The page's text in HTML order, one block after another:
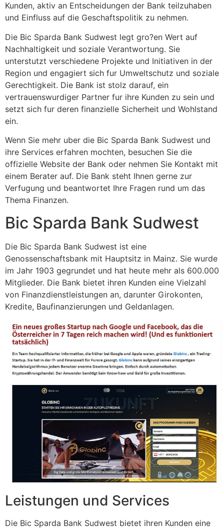
Kunden, aktiv an Entscheidungen der Bank teilzuhaben
und Einfluss auf die Geschaftspolitik zu nehmen.
Die Bic Sparda Bank Sudwest legt gro?en Wert auf
Nachhaltigkeit und soziale Verantwortung. Sie
unterstutzt verschiedene Projekte und Initiativen in der
Region und engagiert sich fur Umweltschutz und soziale
Gerechtigkeit. Die Bank ist stolz darauf, ein
vertrauenswurdiger Partner fur ihre Kunden zu sein und
setzt sich fur deren finanzielle Sicherheit und Wohlstand
ein.
Wenn Sie mehr uber die Bic Sparda Bank Sudwest und
ihre Services erfahren mochten, besuchen Sie die
offizielle Website der Bank oder nehmen Sie Kontakt mit
einem Berater auf. Die Bank steht Ihnen gerne zur
Verfugung und beantwortet Ihre Fragen rund um das
Thema Finanzen.
Bic Sparda Bank Sudwest
Die Bic Sparda Bank Sudwest ist eine
Genossenschaftsbank mit Hauptsitz in Mainz. Sie wurde
im Jahr 1903 gegrundet und hat heute mehr als 600.000
Mitglieder. Die Bank bietet ihren Kunden eine Vielzahl
von Finanzdienstleistungen an, darunter Girokonten,
Kredite, Baufinanzierungen und Geldanlagen.
Leistungen und Services
Die Bic Sparda Bank Sudwest bietet ihren Kunden eine